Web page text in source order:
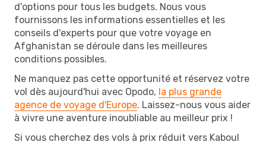
d'options pour tous les budgets. Nous vous
fournissons les informations essentielles et les
conseils d'experts pour que votre voyage en
Afghanistan se déroule dans les meilleures
conditions possibles.
Ne manquez pas cette opportunité et réservez votre
vol dès aujourd'hui avec Opodo, la plus grande
agence de voyage d'Europe. Laissez-nous vous aider
à vivre une aventure inoubliable au meilleur prix !
Si vous cherchez des vols à prix réduit vers Kaboul